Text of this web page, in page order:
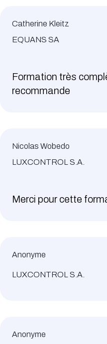
Catherine Kleitz
EQUANS SA
Formation très
recommande
Nicolas Wobedo
LUXCONTROL S.A.
Merci pour cette
Anonyme
LUXCONTROL S.A.
Anonyme